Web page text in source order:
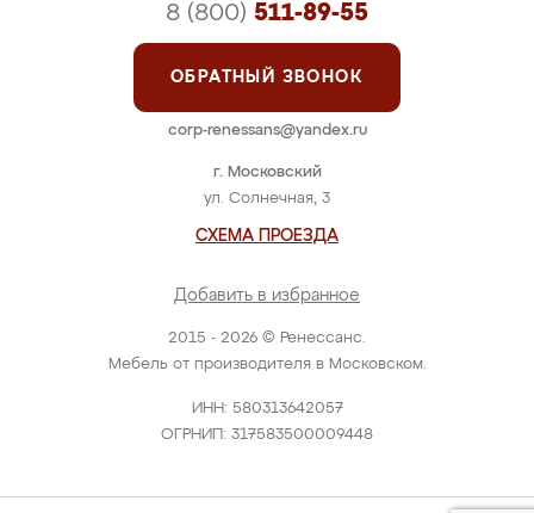
2015 - 2026 © Ренессанс.
Мебель от производителя в Московском.
ИНН: 580313642057
ОГРНИП: 317583500009448
г. Московский
ул. Солнечная, 3
СХЕМА ПРОЕЗДА
Добавить в избранное
8 (800) 511-89-55
ОБРАТНЫЙ ЗВОНОК
corp-renessans@yandex.ru